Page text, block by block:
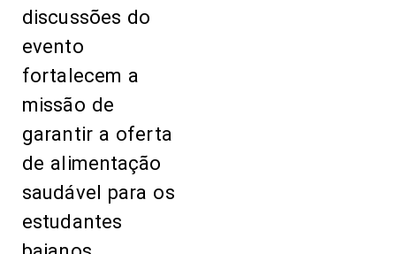
discussões do
evento
fortalecem a
missão de
garantir a oferta
de alimentação
saudável para os
estudantes